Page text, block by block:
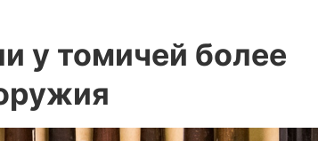
у томичей более